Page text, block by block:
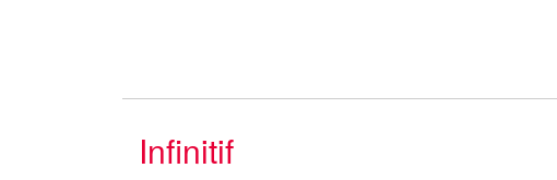
Infinitif